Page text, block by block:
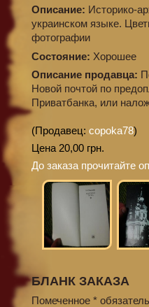
Описание: Историко-
украинском языке.
фотографии
Состояние: Хорошее
Описание продавца:
Новой почтой по
Приватбанка, или
(Продавец: copoka78)
Цена 20,00 грн.
До заказа прочитайте
БЛАНК ЗАКАЗА
Помеченное *